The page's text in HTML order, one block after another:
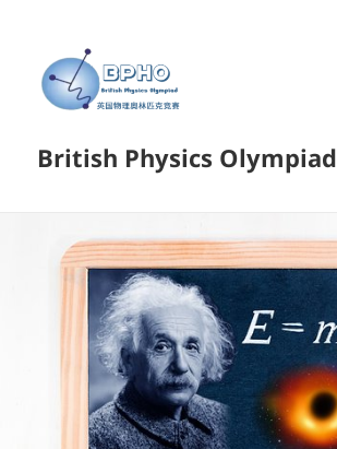
British Physics Olympiad